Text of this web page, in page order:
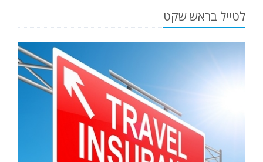
לטייל בראש שקט